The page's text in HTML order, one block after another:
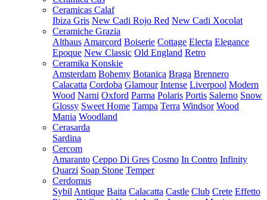
Ceramicas Calaf
Ibiza Gris New Cadi Rojo Red New Cadi Xocolat
Ceramiche Grazia
Althaus Amarcord Boiserie Cottage Electa Elegance
Epoque New Classic Old England Retro
Ceramika Konskie
Amsterdam Bohemy Botanica Braga Brennero
Calacatta Cordoba Glamour Intense Liverpool Modern
Wood Narni Oxford Parma Polaris Portis Salerno Snow
Glossy Sweet Home Tampa Terra Windsor Wood
Mania Woodland
Cerasarda
Sardina
Cercom
Amaranto Ceppo Di Gres Cosmo In Contro Infinity
Quarzi Soap Stone Temper
Cerdomus
Sybil Antique Baita Calacatta Castle Club Crete Effetto